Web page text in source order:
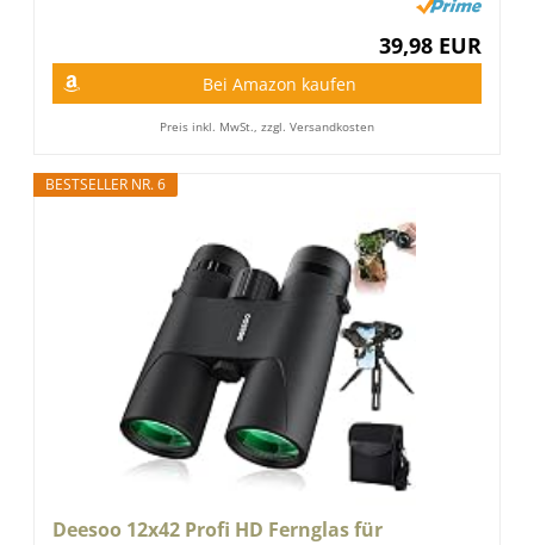
39,98 EUR
Bei Amazon kaufen
Preis inkl. MwSt., zzgl. Versandkosten
BESTSELLER NR. 6
Deesoo 12x42 Profi HD Fernglas für